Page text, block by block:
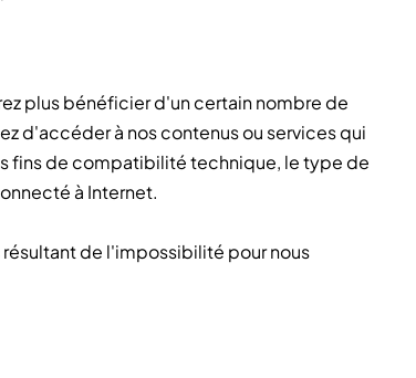
plus bénéficier d'un certain nombre de
d'accéder à nos contenus ou services qui
fins de compatibilité technique, le type de
à Internet.
de l'impossibilité pour nous